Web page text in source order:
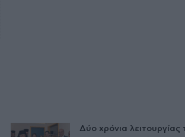
Δύο χρόνια λειτουργίας